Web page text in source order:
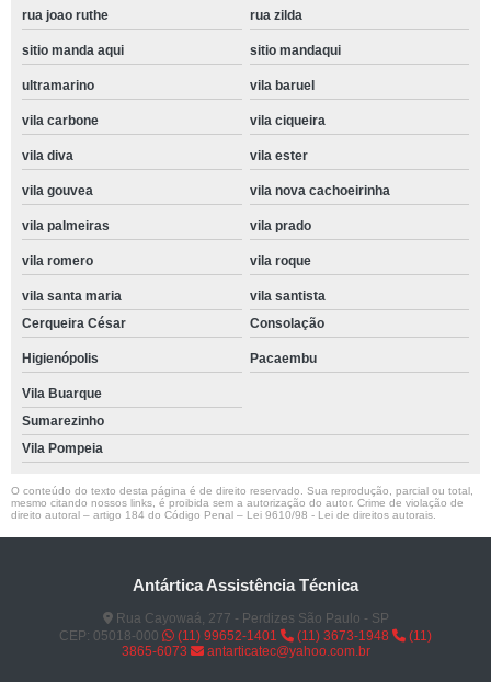
rua joao ruthe rua zilda
sitio manda aqui sitio mandaqui
ultramarino vila baruel
vila carbone vila ciqueira
vila diva vila ester
vila gouvea vila nova cachoeirinha
vila palmeiras vila prado
vila romero vila roque
vila santa maria
vila santista
Cerqueira César
Consolação
Higienópolis Pacaembu
Vila Buarque
Sumarezinho
Vila Pompeia
O conteúdo do texto desta página é de direito reservado. Sua reprodução, parcial ou total,
mesmo citando nossos links, é proibida sem a autorização do autor. Crime de violação de
direito autoral – artigo 184 do Código Penal – Lei 9610/98 - Lei de direitos autorais
Antártica Assistência Técnica
Rua Cayowaá, 277 - Perdizes São Paulo - SP
CEP: 05018-000
(11) 99652-1401 (11) 3673-1948
(11)
3865-6073
antarticatec@yahoo.com.br